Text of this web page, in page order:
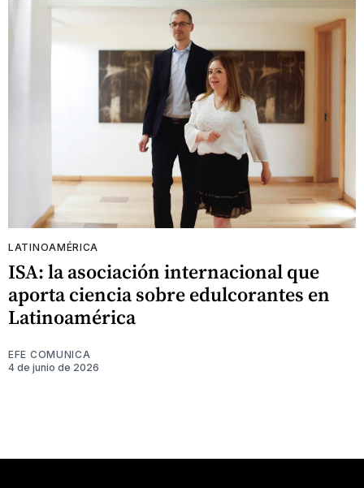
LATINOAMÉRICA
ISA: la asociación internacional que
aporta ciencia sobre edulcorantes en
Latinoamérica
EFE COMUNICA
4 de junio de 2026